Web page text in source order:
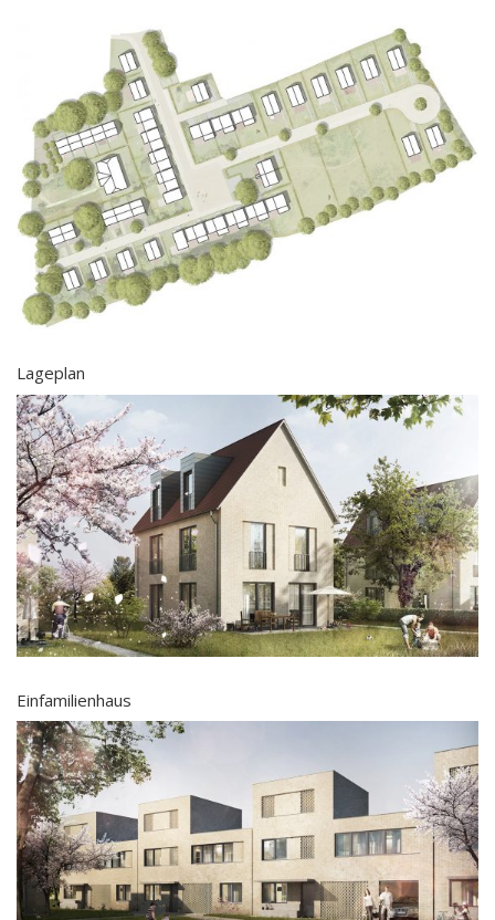
Lageplan
Einfamilienhaus